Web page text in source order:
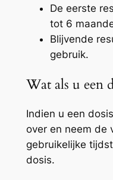
De eerste
tot 6
Blijvende
gebruik.
Wat als u een
Indien u een
over en neem de
gebruikelijke
dosis.